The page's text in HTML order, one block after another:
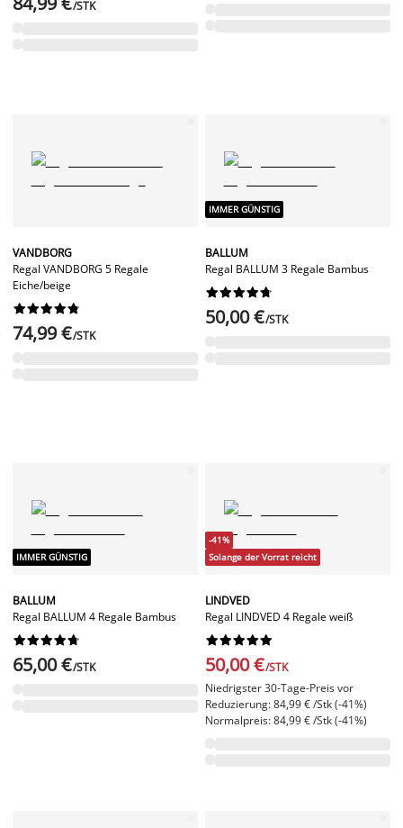
/STK
VANDBORG
Regal VANDBORG 5 Regale
Eiche/beige






74,99 €/STK
IMMER GÜNSTIG
BALLUM
Regal BALLUM 3 Regale Bambus






50,00 €/STK
IMMER GÜNSTIG
BALLUM
Regal BALLUM 4 Regale Bambus






65,00 €/STK
-41%
Solange der Vorrat reicht
LINDVED
Regal LINDVED 4 Regale weiß






50,00 €/STK
Niedrigster 30-Tage-Preis vor
Reduzierung: 84,99 € /Stk (-41%)
Normalpreis: 84,99 € /Stk (-41%)